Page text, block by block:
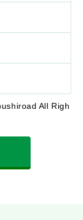
All Righ